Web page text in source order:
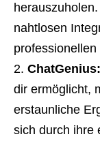
nahtlosen
professionellen
ChatGenius:
dir ermöglicht,
erstaunliche
sich durch ihre